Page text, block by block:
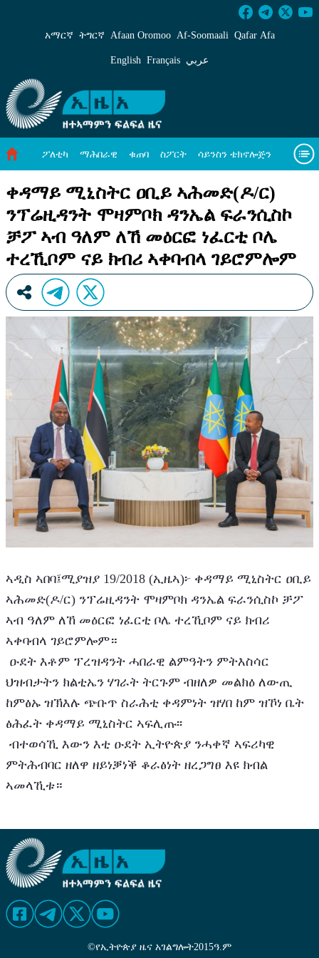
ቀዳማይ ሚኒስትር ዐቢይ ኣሕመድ(ዶ/ር) ንፕሬዚዳንት
አማርኛ ትግርኛ Afaan Oromoo Af‑Soomaali Qafar Afa
English Français عربي
ፖለቲካ ማሕበራዊ ቁጠባ ስፖርት ሳይንስን ቴክኖሎጅን
ቪዲዮታት
ቀዳማይ ሚኒስትር ዐቢይ ኣሕመድ(ዶ/ር)
ንፕሬዚዳንት ሞዛምቦክ ዳንኤል ፍራንሲስኮ
ቻፖ ኣብ ዓለም ለኸ መዕርፎ ነፈርቲ ቦሌ
ተረኺቦም ናይ ክብሪ ኣቀባብላ ገይሮምሎም
‎ኣዲስ ኣበባ፤ሚያዝያ 19/2018 (ኢዜኣ)፦ ቀዳማይ ሚኒስትር ዐቢይ
ኣሕመድ(ዶ/ር) ንፕሬዚዳንት ሞዛምቦክ ዳንኤል ፍራንሲስኮ ቻፖ
ኣብ ዓለም ለኸ መዕርፎ ነፈርቲ ቦሌ ተረኺቦም ናይ ክብሪ
ኣቀባብላ ገይሮምሎም።
ህዝብታትን ክልቲኤን ሃገራት ትርጉም ብዘለዎ መልክዕ ለውጢ
ከምፅኡ ዝኽእሉ ጭቡጥ ስራሕቲ ቀዳምነት ዝሃበ ከም ዝኾነ ቤት
ፅሕፈት ቀዳማይ ሚኒስትር ኣፍሊጡ፡፡
ምትሕብባር ዘለዋ ዘይነቓነቕ ቆራፅነት ዘረጋግፀ እዩ ክብል
ኣመላኺቱ።
©የኢትዮጵያ ዜና አገልግሎት2015ዓ.ም